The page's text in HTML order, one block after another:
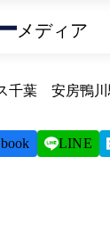
メディア
千葉 安房鴨
LINE